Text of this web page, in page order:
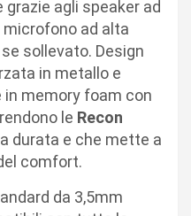
agli speaker ad
ad alta
sollevato. Design
in metallo e
memory foam con
le Recon
durata e che mette a
comfort.
da 3,5mm